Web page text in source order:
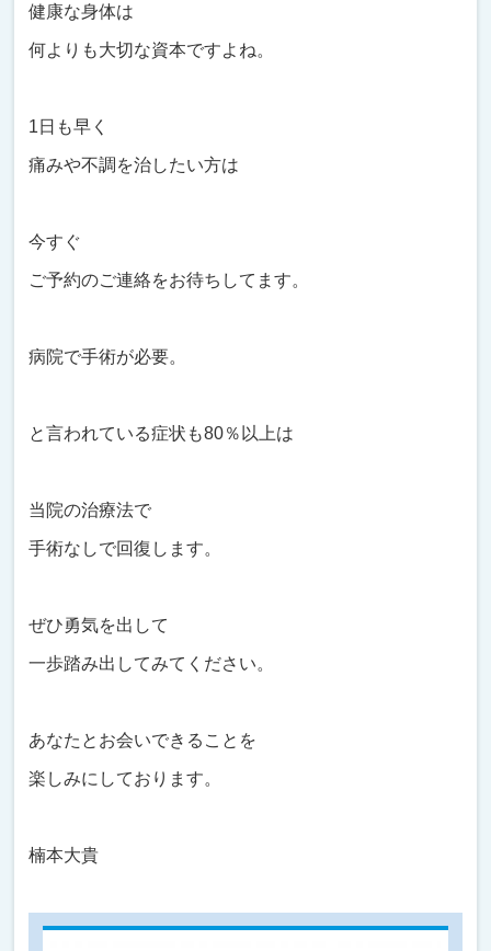
健康な身体は
何よりも大切な資本ですよね。
1日も早く
痛みや不調を治したい方は
今すぐ
ご予約のご連絡をお待ちしてます。
病院で手術が必要。
と言われている症状も80％以上は
当院の治療法で
手術なしで回復します。
ぜひ勇気を出して
一歩踏み出してみてください。
あなたとお会いできることを
楽しみにしております。
楠本大貴